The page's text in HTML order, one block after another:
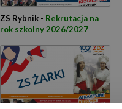
ZS Rybnik - Rekrutacja na
rok szkolny 2026/2027